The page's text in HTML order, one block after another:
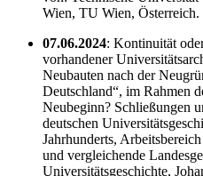
Wien, TU Wien, Österreich.
07.06.2024: Kontinuität
vorhandener
Neubauten nach der
Deutschland“, im Rahmen
Neubeginn? Schließungen
deutschen
Jahrhunderts,
und vergleichende
Universitätsgeschichte,